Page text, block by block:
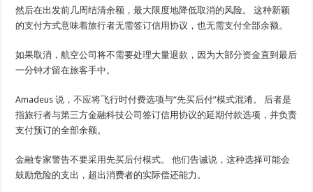
然后在出发前几周结清余额，最大限度地降低取消的风险。 这种新颖
的支付方式意味着旅行者无需签订信用协议，也无需支付全部余额。
如果取消，航空公司将不需要处理大量退款，因为大部分资金直到最后
一分钟才留在旅客手中。
Amadeus 说，不应将飞行时付费选项与“先买后付”模式混淆。 后者是
指旅行者与第三方金融科技公司签订信用协议的延期付款选项，并负责
支付预订的全部余额。
金融专家警告不要采用先买后付模式。 他们告诫说，这种选择可能会
鼓励危险的支出，超出消费者的实际偿还能力。